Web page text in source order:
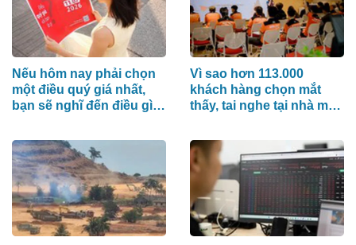
Nếu hôm nay phải chọn
một điều quý giá nhất,
bạn sẽ nghĩ đến điều gì
Vì sao hơn 113.000
khách hàng chọn mắt
thấy, tai nghe tại nhà máy